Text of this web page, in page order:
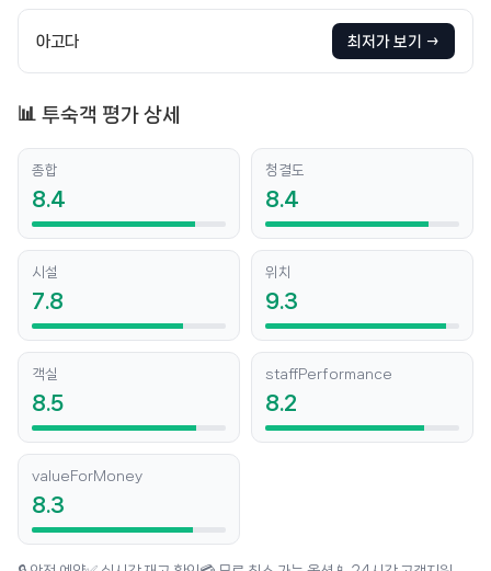
아고다 최저가 보기 →
📊 투숙객 평가 상세
종합
8.4
청결도
8.4
시설
7.8
위치
9.3
객실
8.5
staffPerformance
8.2
valueForMoney
8.3